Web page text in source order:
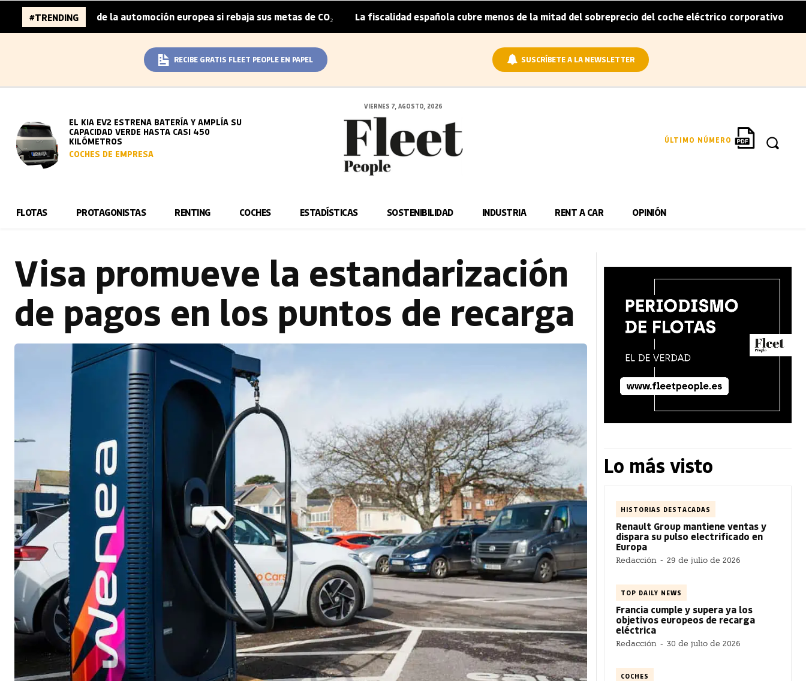
#TRENDING
de la automoción europea si rebaja sus metas de CO₂ | La fiscalidad española cubre menos de la mitad del sobreprecio del coche eléctrico corporativo | Arval
RECIBE GRATIS FLEET PEOPLE EN PAPEL SUSCRÍBETE A LA NEWSLETTER
EL KIA EV2 ESTRENA BATERÍA Y AMPLÍA SU
CAPACIDAD VERDE HASTA CASI 450
KILÓMETROS
COCHES DE EMPRESA
VIERNES 7, AGOSTO, 2026
ÚLTIMO NÚMERO
FLOTAS PROTAGONISTAS RENTING COCHES ESTADÍSTICAS SOSTENIBILIDAD INDUSTRIA RENT A CAR OPINIÓN
Visa promueve la estandarización
de pagos en los puntos de recarga
Lo más visto
HISTORIAS DESTACADAS
Renault Group mantiene ventas y
dispara su pulso electrificado en
Europa
Redacción - 29 de julio de 2026
TOP DAILY NEWS
Francia cumple y supera ya los
objetivos europeos de recarga
eléctrica
Redacción - 30 de julio de 2026
COCHES